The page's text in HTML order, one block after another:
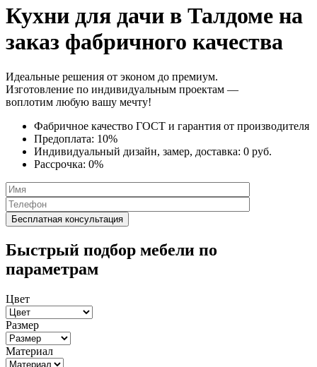
Кухни для дачи в Талдоме на
заказ фабричного качества
Идеальные решения от эконом до премиум.
Изготовление по индивидуальным проектам —
воплотим любую вашу мечту!
Фабричное качество ГОСТ и гарантия от производителя
Предоплата: 10%
Индивидуальный дизайн, замер, доставка: 0 руб.
Рассрочка: 0%
Быстрый подбор мебели по
параметрам
Цвет
Размер
Материал